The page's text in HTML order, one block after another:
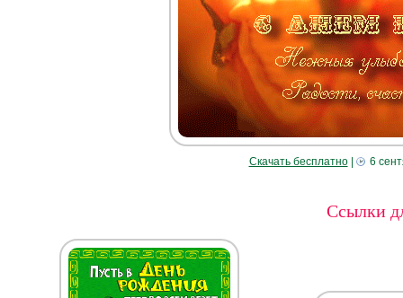
Скачать бесплатно| 6
Ссылки